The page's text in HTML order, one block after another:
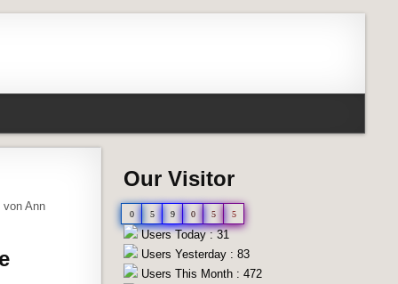
von Ann
Our Visitor
0 5 9 0 5 5
Users Today : 31
Users Yesterday : 83
Users This Month : 472